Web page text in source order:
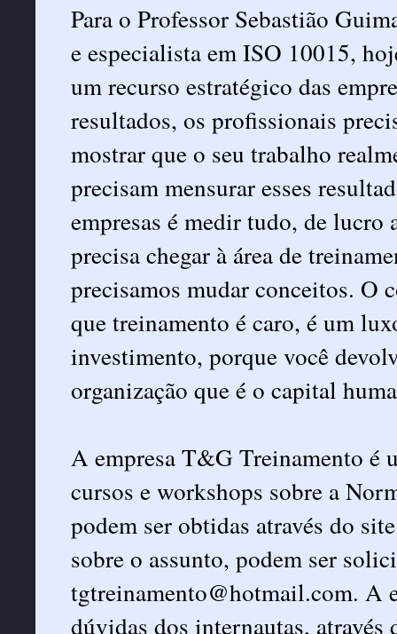
Para o Professor Sebastião
e especialista em ISO 10015,
um recurso estratégico das
resultados, os profissionais
mostrar que o seu trabalho
precisam mensurar esses
empresas é medir tudo, de
precisa chegar à área de
precisamos mudar conceitos. O
que treinamento é caro, é um
investimento, porque você
organização que é o capital
A empresa T&G Treinamento é
cursos e workshops sobre a
podem ser obtidas através do
sobre o assunto, podem ser
tgtreinamento@hotmail.com. A
dúvidas dos internautas,